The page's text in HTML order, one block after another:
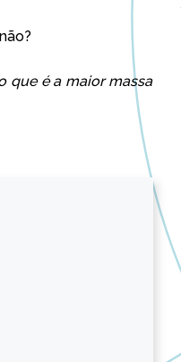
que é a maior massa